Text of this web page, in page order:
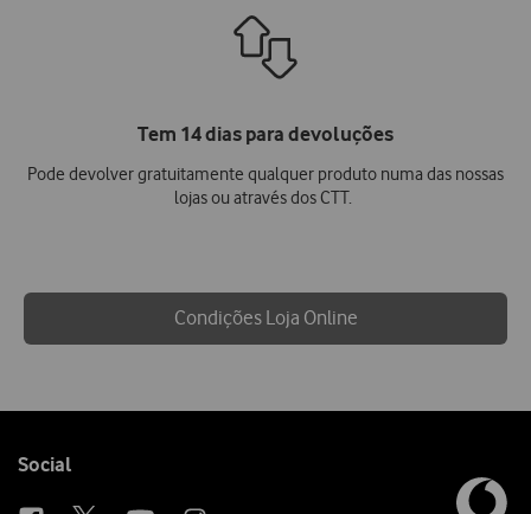
Tem 14 dias para devoluções
Pode devolver gratuitamente qualquer produto numa das nossas
lojas ou através dos CTT.
Condições Loja Online
Follow
Social